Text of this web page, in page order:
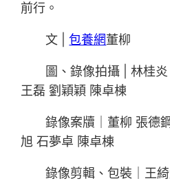
前行。
文 |包養網董柳
圖、錄像拍攝 | 林桂
王磊 劉穎穎 陳卓棟
錄像案牘｜董柳 張德
旭 石夢卓 陳卓棟
錄像剪輯、包裝｜王